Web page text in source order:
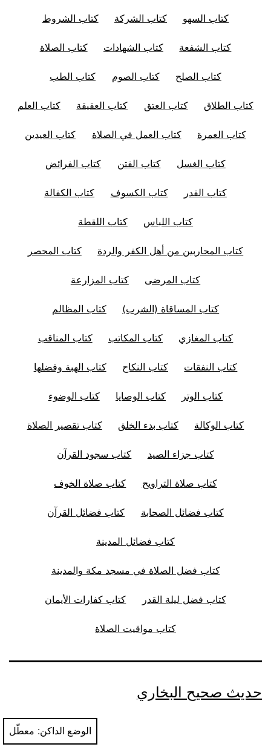
كتاب السهو كتاب الشركة كتاب الشروط
كتاب الشفعة كتاب الشهادات كتاب الصلاة
كتاب الصلح كتاب الصوم كتاب الطب
كتاب الطلاق كتاب العتق كتاب العقيقة كتاب العلم
كتاب العمرة كتاب العمل في الصلاة كتاب العيدين
كتاب الغسل كتاب الفتن كتاب الفرائض
كتاب القدر كتاب الكسوف كتاب الكفالة
كتاب اللباس كتاب اللقطة
كتاب المحاربين من أهل الكفر والردة كتاب المحصر
كتاب المرضى كتاب المزارعة
كتاب المساقاة (الشرب) كتاب المظالم
كتاب المغازي كتاب المكاتب كتاب المناقب
كتاب النفقات كتاب النكاح كتاب الهبة وفضلها
كتاب الوتر كتاب الوصايا كتاب الوضوء
كتاب الوكالة كتاب بدء الخلق كتاب تقصير الصلاة
كتاب جزاء الصيد كتاب سجود القرآن
كتاب صلاة التراويح كتاب صلاة الخوف
كتاب فضائل الصحابة كتاب فضائل القرآن
كتاب فضائل المدينة
كتاب فضل الصلاة في مسجد مكة والمدينة
كتاب فضل ليلة القدر كتاب كفارات الأيمان
كتاب مواقيت الصلاة
حديث صحيح البخاري
الوضع الداكن: